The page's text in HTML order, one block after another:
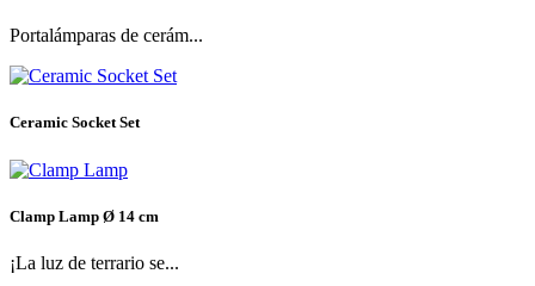
Portalámparas de cerám...
Ceramic Socket Set
Clamp Lamp Ø 14 cm
¡La luz de terrario se...